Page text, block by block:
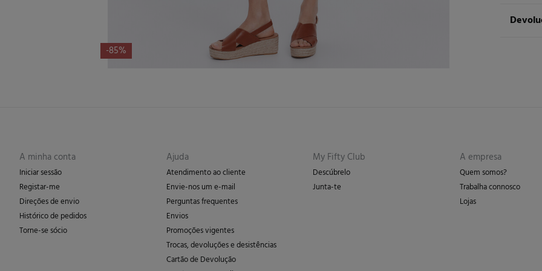
-85%
A minha conta
Iniciar sessão
Registar-me
Direções de envio
Histórico de pedidos
Torne-se sócio
Ajuda
Atendimento ao cliente
Envie-nos um e-mail
Perguntas frequentes
Envios
Promoções vigentes
Trocas, devoluções e desistências
Cartão de Devolução
My Fifty Club
Descúbrelo
Junta-te
A empresa
Quem somos?
Trabalha connosco
Lojas